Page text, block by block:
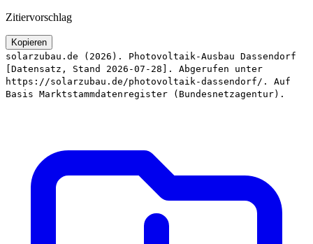
Zitiervorschlag
Kopieren
solarzubau.de (2026). Photovoltaik-Ausbau Dassendorf
[Datensatz, Stand 2026-07-28]. Abgerufen unter
https://solarzubau.de/photovoltaik-dassendorf/. Auf
Basis Marktstammdatenregister (Bundesnetzagentur).